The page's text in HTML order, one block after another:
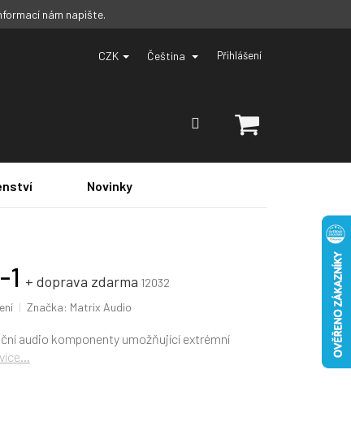
nám napište.
CZK Čeština Přihlášení
KOŠÍK
Novinky
audio komponenty umožňující extrémní
+ doprava zdarma 12032
Značka: Matrix Audio